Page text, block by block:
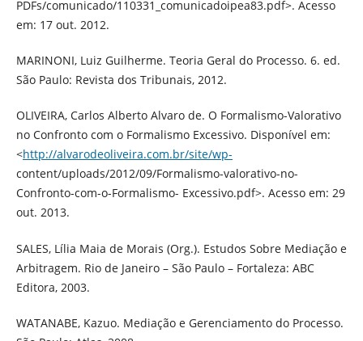
PDFs/comunicado/110331_comunicadoipea83.pdf>. Acesso
em: 17 out. 2012.
MARINONI, Luiz Guilherme. Teoria Geral do Processo. 6. ed.
São Paulo: Revista dos Tribunais, 2012.
OLIVEIRA, Carlos Alberto Alvaro de. O Formalismo-Valorativo
no Confronto com o Formalismo Excessivo. Disponível em:
<http://alvarodeoliveira.com.br/site/wp-
content/uploads/2012/09/Formalismo-valorativo-no-
Confronto-com-o-Formalismo- Excessivo.pdf>. Acesso em: 29
out. 2013.
SALES, Lília Maia de Morais (Org.). Estudos Sobre Mediação e
Arbitragem. Rio de Janeiro – São Paulo – Fortaleza: ABC
Editora, 2003.
WATANABE, Kazuo. Mediação e Gerenciamento do Processo.